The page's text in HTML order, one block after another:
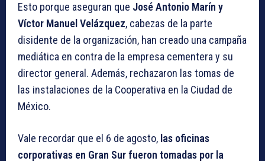
Esto porque aseguran que José Antonio Marín y
Víctor Manuel Velázquez, cabezas de la parte
disidente de la organización, han creado una campaña
mediática en contra de la empresa cementera y su
director general. Además, rechazaron las tomas de
las instalaciones de la Cooperativa en la Ciudad de
México.
Vale recordar que el 6 de agosto, las oficinas
corporativas en Gran Sur fueron tomadas por la